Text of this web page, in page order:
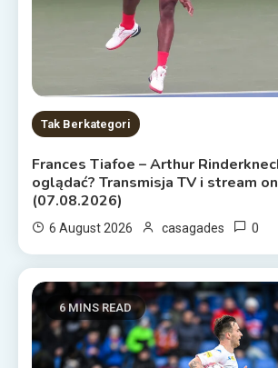
Tak Berkategori
Frances Tiafoe – Arthur
oglądać? Transmisja TV i stream
(07.08.2026)
6 August 2026 casagades 0
6 MINS READ